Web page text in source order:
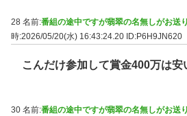
28 名前:番組の途中ですが翡翠の名無しがお送
時:2026/05/20(水) 16:43:24.20 ID:P6H9JN620
こんだけ参加して賞金400万は安
30 名前:番組の途中ですが翡翠の名無しがお送